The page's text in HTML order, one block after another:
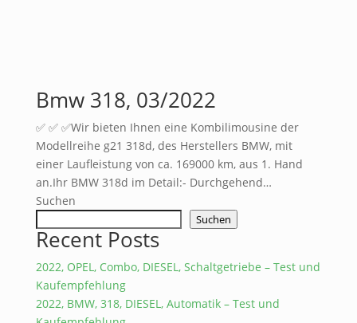
Bmw 318, 03/2022
✅ ✅ ✅Wir bieten Ihnen eine Kombilimousine der
Modellreihe g21 318d, des Herstellers BMW, mit
einer Laufleistung von ca. 169000 km, aus 1. Hand
an.Ihr BMW 318d im Detail:- Durchgehend…
Suchen
Suchen
Recent Posts
2022, OPEL, Combo, DIESEL, Schaltgetriebe – Test und
Kaufempfehlung
2022, BMW, 318, DIESEL, Automatik – Test und